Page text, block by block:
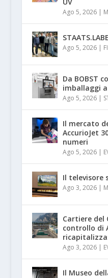
UV
Ago 5, 2026|
Ago 5, 2026|
Da BOBST
imballaggi
Ago 5, 2026|
Il mercato
AccurioJet
numeri
Ago 5, 2026|
Il televisore
Ago 3, 2026|
Cartiere del
controllo di
Ago 3, 2026|
Il Museo